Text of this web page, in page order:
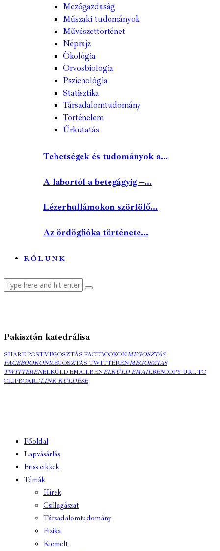
Mezőgazdaság
Műszaki tudományok
Művészettörténet
Néprajz
Ökológia
Orvosbiológia
Pszichológia
Statisztika
Társadalomtudomány
Történelem
Űrkutatás
Tehetségek és tudományok a...
A labortól a betegágyig –...
Lézerhullámokon szörfölő...
Az ördögfióka története...
RÓLUNK
Pakisztán katedrálisa
SHARE POSTMEGOSZTÁS FACEBOOKONMEGOSZTÁS
FACEBOOKONMEGOSZTÁS TWITTERENMEGOSZTÁS
TWITTERENELKÜLD EMAILBENELKÜLD EMAILBENCOPY URL TO
CLIPBOARDLINK KÜLDÉSE
Főoldal
Lapvásárlás
Friss cikkek
Témák
Hírek
Csillagászat
Társadalomtudomány
Fizika
Kiemelt